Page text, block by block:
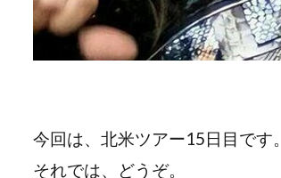
今回は、北米ツアー15日目です。
それでは、どうぞ。